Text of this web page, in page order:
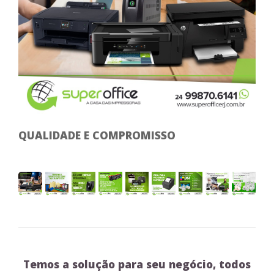
QUALIDADE E COMPROMISSO
Temos a solução para seu negócio, todos